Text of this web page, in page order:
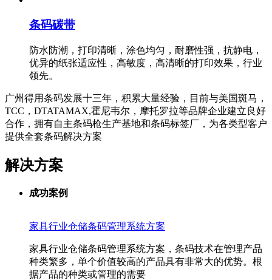
条码碳带
防水防潮，打印清晰，涂色均匀，耐磨性强，抗静电，
优异的纸张适应性，高敏度，高清晰的打印效果，行业
领先。
广州得用条码发展十三年，积累大量经验，目前与美国斑马，
TCC，DTATAMAX,霍尼韦尔，摩托罗拉等品牌企业建立良好
合作，拥有自主条码枪生产基地和条码标签厂，为各类型客户
提供全套条码解决方案
解决方案
成功案例
家具行业仓储条码管理系统方案
家具行业仓储条码管理系统方案，条码技术在管理产品
种类繁多，单个价值较高的产品具有非常大的优势。根
据产品的种类或管理的需要